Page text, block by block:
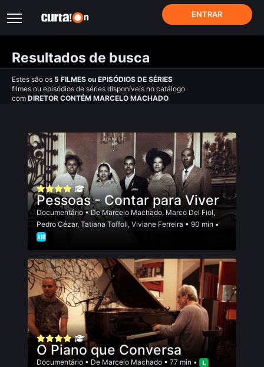
ENTRAR
Resultados de busca
Estes são os 5 FILMES ou EPISÓDIOS DE SÉRIES
filmes ou episódios de séries disponíveis no catálogo
com DIRETOR CONTÉM MARCELO MACHADO
Pessoas - Contar para Viver
Documentário• DeMarcelo Machado, Marco Del Fiol,
Pedro Cézar, Tatiana Toffoli, Viviane Ferreira • 90 min •
O Piano que Conversa
Documentário • De Marcelo Machado • 77 min •